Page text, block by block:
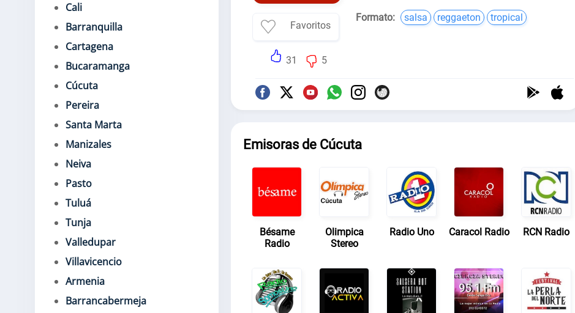
Cali
Barranquilla
Cartagena
Bucaramanga
Cúcuta
Pereira
Santa Marta
Manizales
Neiva
Pasto
Tuluá
Tunja
Valledupar
Villavicencio
Armenia
Barrancabermeja
Favoritos
31 5
Formato: salsa reggaeton tropical
Emisoras de Cúcuta
Bésame
Radio
Olimpica
Stereo
Radio Uno Caracol Radio RCN Radio